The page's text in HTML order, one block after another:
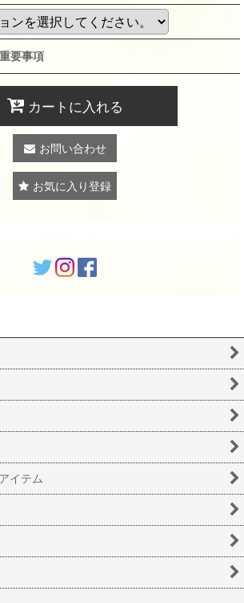
要事項
カートに入れる
お問い合わせ
お気に入り登録
イテム